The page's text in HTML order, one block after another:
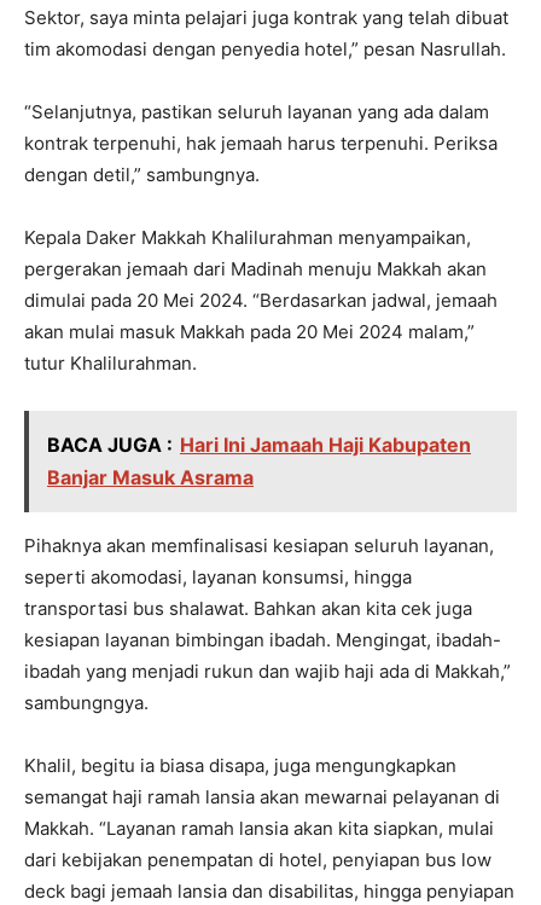
Sektor, saya minta pelajari juga kontrak yang telah dibuat
tim akomodasi dengan penyedia hotel,” pesan Nasrullah.
“Selanjutnya, pastikan seluruh layanan yang ada dalam
kontrak terpenuhi, hak jemaah harus terpenuhi. Periksa
dengan detil,” sambungnya.
Kepala Daker Makkah Khalilurahman menyampaikan,
pergerakan jemaah dari Madinah menuju Makkah akan
dimulai pada 20 Mei 2024. “Berdasarkan jadwal, jemaah
akan mulai masuk Makkah pada 20 Mei 2024 malam,”
tutur Khalilurahman.
BACA JUGA : Hari Ini Jamaah Haji Kabupaten
Banjar Masuk Asrama
Pihaknya akan memfinalisasi kesiapan seluruh layanan,
seperti akomodasi, layanan konsumsi, hingga
transportasi bus shalawat. Bahkan akan kita cek juga
kesiapan layanan bimbingan ibadah. Mengingat, ibadah-
ibadah yang menjadi rukun dan wajib haji ada di Makkah,”
sambungngya.
Khalil, begitu ia biasa disapa, juga mengungkapkan
semangat haji ramah lansia akan mewarnai pelayanan di
Makkah. “Layanan ramah lansia akan kita siapkan, mulai
dari kebijakan penempatan di hotel, penyiapan bus low
deck bagi jemaah lansia dan disabilitas, hingga penyiapan